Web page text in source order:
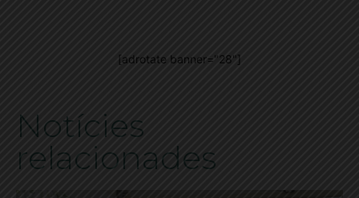
[adrotate banner="28"]
Notícies
relacionades